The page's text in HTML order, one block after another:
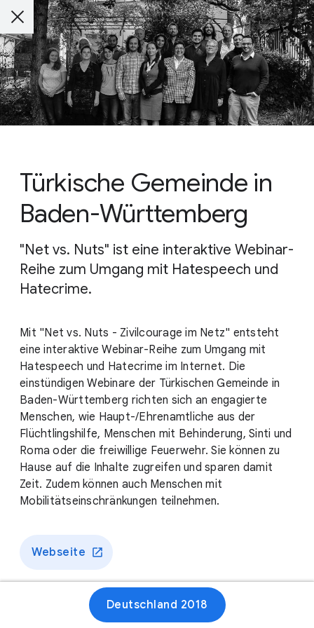
Türkische Gemeinde in
Baden-Württemberg
"Net vs. Nuts" ist eine interaktive Webinar-
Reihe zum Umgang mit Hatespeech und
Hatecrime.
Mit "Net vs. Nuts - Zivilcourage im Netz" entsteht
eine interaktive Webinar-Reihe zum Umgang mit
Hatespeech und Hatecrime im Internet. Die
einstündigen Webinare der Türkischen Gemeinde in
Baden-Württemberg richten sich an engagierte
Menschen, wie Haupt-/Ehrenamtliche aus der
Flüchtlingshilfe, Menschen mit Behinderung, Sinti und
Roma oder die freiwillige Feuerwehr. Sie können zu
Hause auf die Inhalte zugreifen und sparen damit
Zeit. Zudem können auch Menschen mit
Mobilitätseinschränkungen teilnehmen.
Webseite
Deutschland 2018